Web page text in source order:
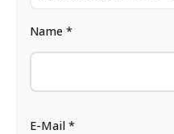
Name *
E-Mail *